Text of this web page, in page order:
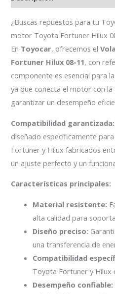
¿Buscas repuestos para tu
motor Toyota Fortuner Hilux
En Toyocar, ofrecemos el
Fortuner Hilux 08-11, con
componente es esencial para
ya que conecta el motor con
garantizar un desempeño
Compatibilidad garantizada:
diseñado específicamente
Fortuner y Hilux fabricados
un ajuste perfecto y un
Características principales:
Material resistente:
alta calidad para
Diseño preciso:
una transferencia de
Compatibilidad
Toyota Fortuner y Hilux
Desempeño confiable: